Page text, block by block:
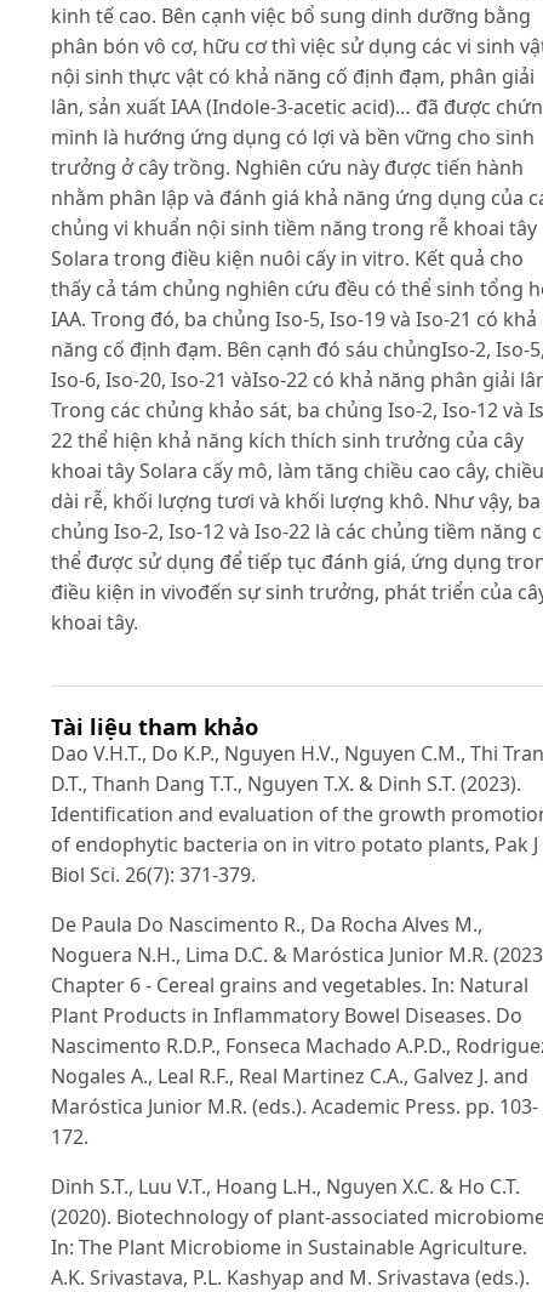
kinh tế cao. Bên cạnh việc bổ sung dinh dưỡng bằng
phân bón vô cơ, hữu cơ thì việc sử dụng các vi sinh
nội sinh thực vật có khả năng cố định đạm, phân giải
lân, sản xuất IAA (Indole-3-acetic acid)… đã được
minh là hướng ứng dụng có lợi và bền vững cho sinh
trưởng ở cây trồng. Nghiên cứu này được tiến hành
nhằm phân lập và đánh giá khả năng ứng dụng của
chủng vi khuẩn nội sinh tiềm năng trong rễ khoai tây
Solara trong điều kiện nuôi cấy in vitro. Kết quả cho
thấy cả tám chủng nghiên cứu đều có thể sinh tổng
IAA. Trong đó, ba chủng Iso-5, Iso-19 và Iso-21 có khả
năng cố định đạm. Bên cạnh đó sáu chủngIso-2, Iso-
Iso-6, Iso-20, Iso-21 vàIso-22 có khả năng phân giải
Trong các chủng khảo sát, ba chủng Iso-2, Iso-12 và
22 thể hiện khả năng kích thích sinh trưởng của cây
khoai tây Solara cấy mô, làm tăng chiều cao cây, chiều
dài rễ, khối lượng tươi và khối lượng khô. Như vậy, ba
chủng Iso-2, Iso-12 và Iso-22 là các chủng tiềm năng
thể được sử dụng để tiếp tục đánh giá, ứng dụng
điều kiện in vivođến sự sinh trưởng, phát triển của
khoai tây.
Tài liệu tham khảo
Dao V.H.T., Do K.P., Nguyen H.V., Nguyen C.M., Thi Tran
D.T., Thanh Dang T.T., Nguyen T.X. & Dinh S.T. (2023).
Identification and evaluation of the growth
of endophytic bacteria on in vitro potato plants, Pak J
Biol Sci. 26(7): 371-379.
De Paula Do Nascimento R., Da Rocha Alves M.,
Noguera N.H., Lima D.C. & Maróstica Junior M.R.
Chapter 6 - Cereal grains and vegetables. In: Natural
Plant Products in Inflammatory Bowel Diseases. Do
Nascimento R.D.P., Fonseca Machado A.P.D.,
Nogales A., Leal R.F., Real Martinez C.A., Galvez J. and
Maróstica Junior M.R. (eds.). Academic Press. pp. 103-
172.
Dinh S.T., Luu V.T., Hoang L.H., Nguyen X.C. & Ho C.T.
(2020). Biotechnology of plant-associated
In: The Plant Microbiome in Sustainable Agriculture.
A.K. Srivastava, P.L. Kashyap and M. Srivastava (eds.).